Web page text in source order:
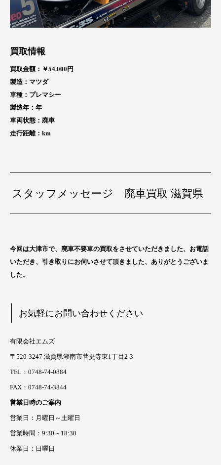
買取情報
買取金額：￥54.000円
製造：マツダ
車種：プレマシー
製造年： 年
車両状態：廃車
走行距離： km
スタッフメッセージ 廃車買取 滋賀県
今回は大津市で、廃車不要車の買取をさせていただきました、お電話
いただき、引き取りにお伺いさせて頂きました、ありがとうございま
した。
お気軽にお問い合わせください
有限会社エムズ
〒520-3247 滋賀県湖南市菩提寺東1丁目2-3
TEL：0748-74-0884
FAX：0748-74-3844
営業日時のご案内
営業日：月曜日～土曜日
営業時間：9:30～18:30
休業日：日曜日